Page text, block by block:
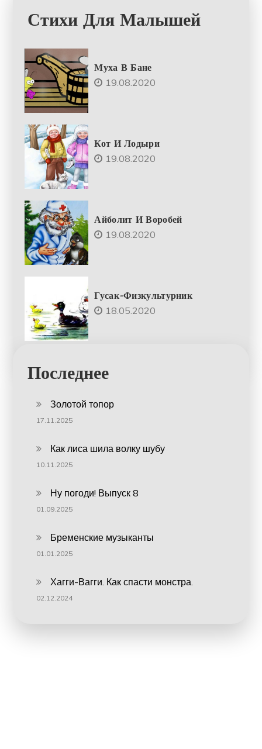
Стихи Для Малышей
Муха В Бане
19.08.2020
Кот И Лодыри
19.08.2020
Айболит И Воробей
19.08.2020
Гусак-Физкультурник
18.05.2020
Последнее
Золотой топор
17.11.2025
Как лиса шила волку шубу
10.11.2025
Ну погоди! Выпуск 8
01.09.2025
Бременские музыканты
01.01.2025
Хагги-Вагги. Как спасти монстра.
02.12.2024